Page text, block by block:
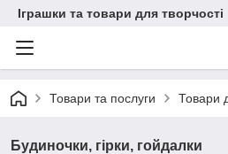
Іграшки та товари для творчості
Товари та послуги Товари
Будиночки, гірки, гойдалки